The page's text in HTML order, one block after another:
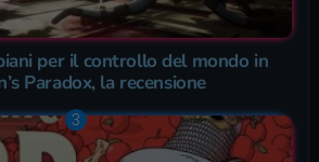
per il controllo del mondo in
Paradox, la recensione